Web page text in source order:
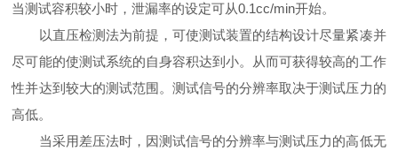
当测试容积较小时，泄漏率的设定可从0.1cc/min开始。
以直压检测法为前提，可使测试装置的结构设计尽量紧凑并
尽可能的使测试系统的自身容积达到小。从而可获得较高的工作
性并达到较大的测试范围。测试信号的分辨率取决于测试压力的
高低。
当采用差压法时，因测试信号的分辨率与测试压力的高低无